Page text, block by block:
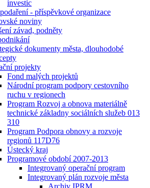
investic
- příspěvkové organizace
noviny
závad, podněty
dokumenty města, dlouhodobé
projekty
Fond malých projektů
Národní program podpory cestovního
ruchu v regionech
Program Rozvoj a obnova materiálně
technické základny sociálních služeb 013
310
Program Podpora obnovy a rozvoje
regionů 117D76
Ústecký kraj
Programové období 2007-2013
Integrovaný operační program
Integrovaný plán rozvoje města
Archiv IPRM